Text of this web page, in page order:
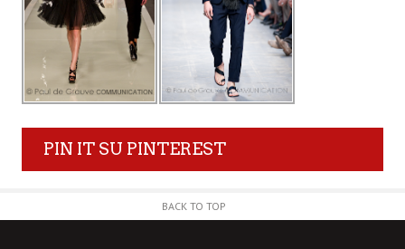
PIN IT SU PINTEREST
BACK TO TOP